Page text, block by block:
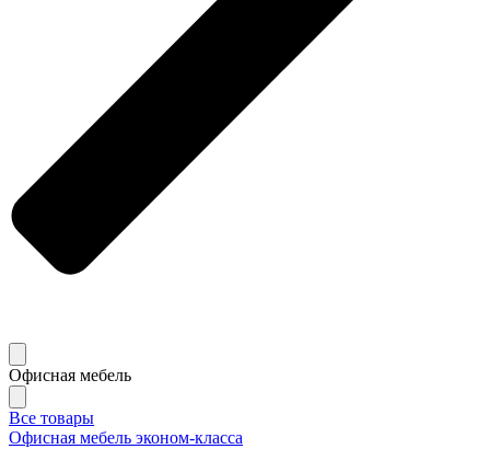
Офисная мебель
Все товары
Офисная мебель эконом-класса